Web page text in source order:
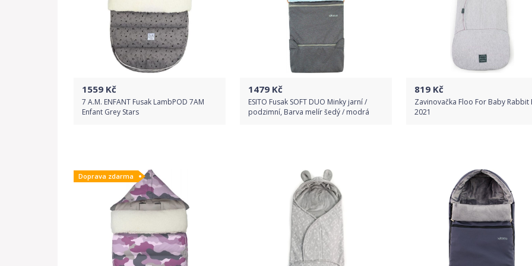
1559 Kč
7 A.M. ENFANT Fusak LambPOD 7AM
Enfant Grey Stars
Detail produktu
1479 Kč
ESITO Fusak SOFT DUO Minky jarní /
podzimní, Barva melír šedý / modrá
Detail produktu
819 Kč
Zavinovačka Floo For Baby Rabbit
2021
Detail produktu
Doprava zdarma